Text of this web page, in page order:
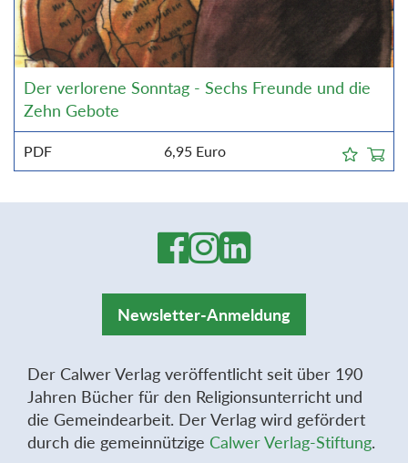
Der verlorene Sonntag - Sechs Freunde und die
Zehn Gebote
PDF 6,95 Euro
Newsletter-Anmeldung
Der Calwer Verlag veröffentlicht seit über 190
Jahren Bücher für den Religionsunterricht und
die Gemeindearbeit. Der Verlag wird gefördert
durch die gemeinnützige Calwer Verlag-Stiftung.